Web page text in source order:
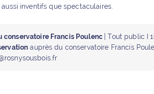
inventifs que spectaculaires.
conservatoire Francis Poulenc
| Tout public I
auprès du conservatoire Francis